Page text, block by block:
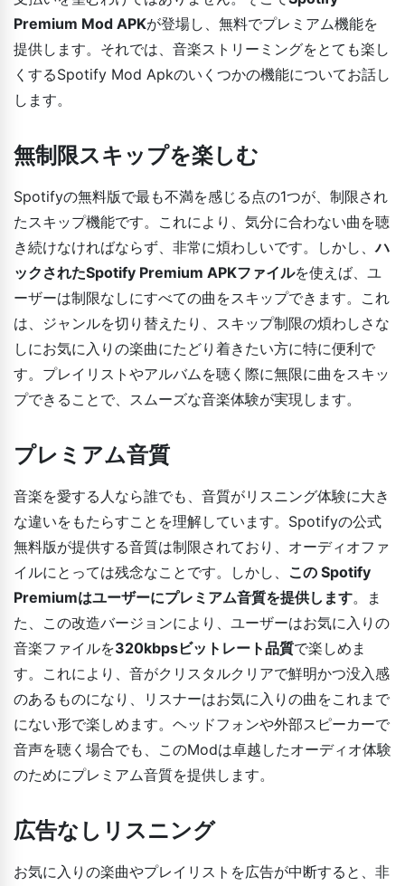
Premium Mod APKが登場し、無料でプレミアム機能を
提供します。それでは、音楽ストリーミングをとても楽し
くするSpotify Mod Apkのいくつかの機能についてお話し
します。
無制限スキップを楽しむ
Spotifyの無料版で最も不満を感じる点の1つが、制限され
たスキップ機能です。これにより、気分に合わない曲を聴
き続けなければならず、非常に煩わしいです。しかし、ハ
ックされたSpotify Premium APKファイルを使えば、ユ
ーザーは制限なしにすべての曲をスキップできます。これ
は、ジャンルを切り替えたり、スキップ制限の煩わしさな
しにお気に入りの楽曲にたどり着きたい方に特に便利で
す。プレイリストやアルバムを聴く際に無限に曲をスキッ
プできることで、スムーズな音楽体験が実現します。
プレミアム音質
音楽を愛する人なら誰でも、音質がリスニング体験に大き
な違いをもたらすことを理解しています。Spotifyの公式
無料版が提供する音質は制限されており、オーディオファ
イルにとっては残念なことです。しかし、 この Spotify
Premiumはユーザーにプレミアム音質を提供します。ま
た、この改造バージョンにより、ユーザーはお気に入りの
音楽ファイルを320kbpsビットレート品質で楽しめま
す。これにより、音がクリスタルクリアで鮮明かつ没入感
のあるものになり、リスナーはお気に入りの曲をこれまで
にない形で楽しめます。ヘッドフォンや外部スピーカーで
音声を聴く場合でも、このModは卓越したオーディオ体験
のためにプレミアム音質を提供します。
広告なしリスニング
お気に入りの楽曲やプレイリストを広告が中断すると、非